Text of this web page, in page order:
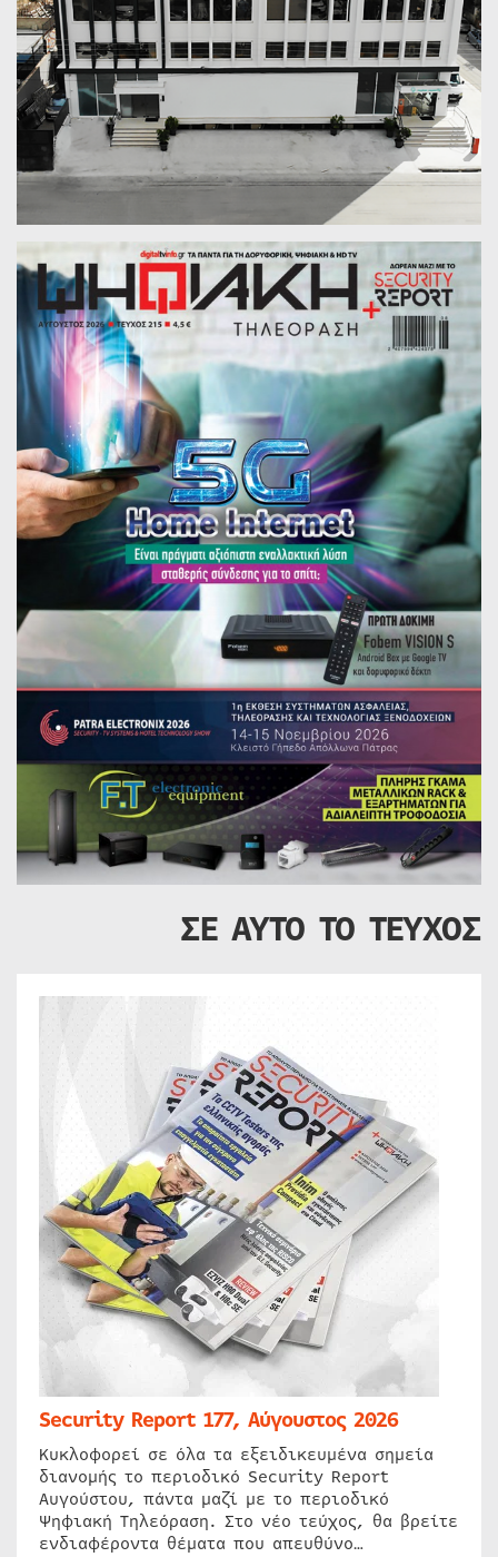
ΣΕ ΑΥΤΟ ΤΟ ΤΕΥΧΟΣ
Security Report 177, Αύγουστος 2026
Κυκλοφορεί σε όλα τα εξειδικευμένα σημεία
διανομής το περιοδικό Security Report
Αυγούστου, πάντα μαζί με το περιοδικό
Ψηφιακή Τηλεόραση. Στο νέο τεύχος, θα βρείτε
ενδιαφέροντα θέματα που απευθύνο…